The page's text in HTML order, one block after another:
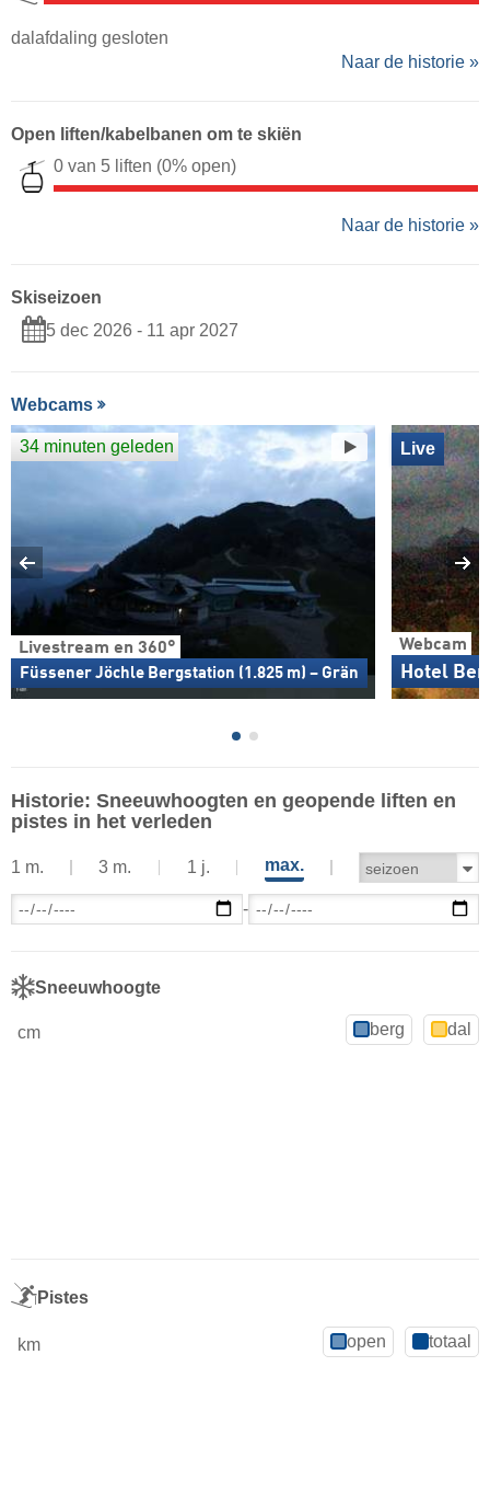
dalafdaling gesloten
Naar de historie »
Open liften/kabelbanen om te skiën
0 van 5 liften (0% open)
Naar de historie »
Skiseizoen
5 dec 2026 - 11 apr 2027
Webcams
Livestream en 360°
Füssener Jöchle Bergstation (1.825 m) – Grän
34 minuten geleden
Webcam
Hotel
Live
Historie: Sneeuwhoogten en geopende liften en
pistes in het verleden
1 m. 3 m. 1 j. max.
-
Sneeuwhoogte
cm berg dal
Pistes
km open totaal